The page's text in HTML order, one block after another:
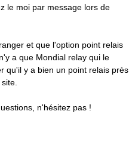
le moi par message lors de
et que l'option point relais
a que Mondial relay qui le
qu'il y a bien un point relais près
n'hésitez pas !